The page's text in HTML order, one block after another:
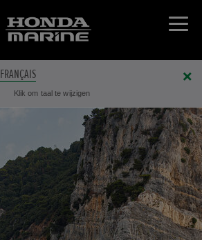
FRANÇAIS
Klik om taal te wijzigen